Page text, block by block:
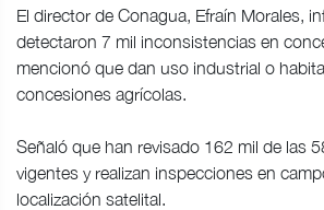
El director de Conagua, Efraín Morales,
detectaron 7 mil inconsistencias en
mencionó que dan uso industrial o
concesiones agrícolas.
Señaló que han revisado 162 mil de las
vigentes y realizan inspecciones en
localización satelital.